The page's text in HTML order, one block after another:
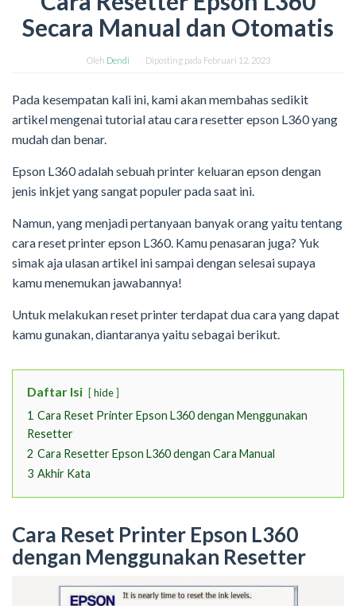
Secara Manual dan Otomatis
Oleh Dendi Diposting pada Februari 12, 2023
Pada kesempatan kali ini, kami akan membahas sedikit
artikel mengenai tutorial atau cara resetter epson L360 yang
mudah dan benar.
Epson L360 adalah sebuah printer keluaran epson dengan
jenis inkjet yang sangat populer pada saat ini.
Namun, yang menjadi pertanyaan banyak orang yaitu tentang
cara reset printer epson L360. Kamu penasaran juga? Yuk
simak aja ulasan artikel ini sampai dengan selesai supaya
kamu menemukan jawabannya!
Untuk melakukan reset printer terdapat dua cara yang dapat
kamu gunakan, diantaranya yaitu sebagai berikut.
Daftar Isi hide
1 Cara Reset Printer Epson L360 dengan Menggunakan
Resetter
2 Cara Resetter Epson L360 dengan Cara Manual
3 Akhir Kata
Cara Reset Printer Epson L360
dengan Menggunakan Resetter